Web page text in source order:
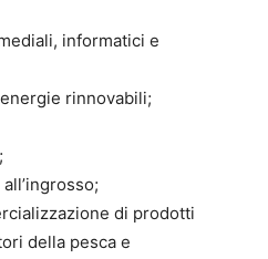
informatici e
rinnovabili;
di prodotti
della pesca e